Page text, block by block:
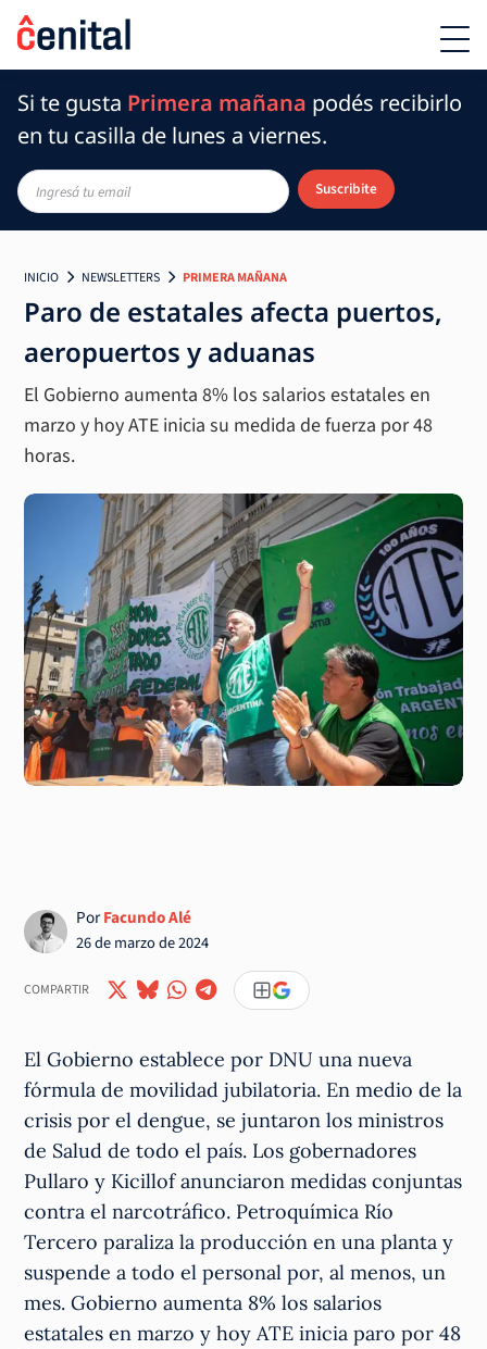
Si te gusta Primera mañana podés recibirlo
en tu casilla de lunes a viernes.
Suscribite
INICIO NEWSLETTERS PRIMERA MAÑANA
Paro de estatales afecta puertos,
aeropuertos y aduanas
El Gobierno aumenta 8% los salarios estatales en
marzo y hoy ATE inicia su medida de fuerza por 48
horas.
PorFacundo Alé
26 de marzo de 2024
COMPARTIR
El Gobierno establece por DNU una nueva
fórmula de movilidad jubilatoria. En medio de la
crisis por el dengue, se juntaron los ministros
de Salud de todo el país. Los gobernadores
Pullaro y Kicillof anunciaron medidas conjuntas
contra el narcotráfico. Petroquímica Río
Tercero paraliza la producción en una planta y
suspende a todo el personal por, al menos, un
mes. Gobierno aumenta 8% los salarios
estatales en marzo y hoy ATE inicia paro por 48